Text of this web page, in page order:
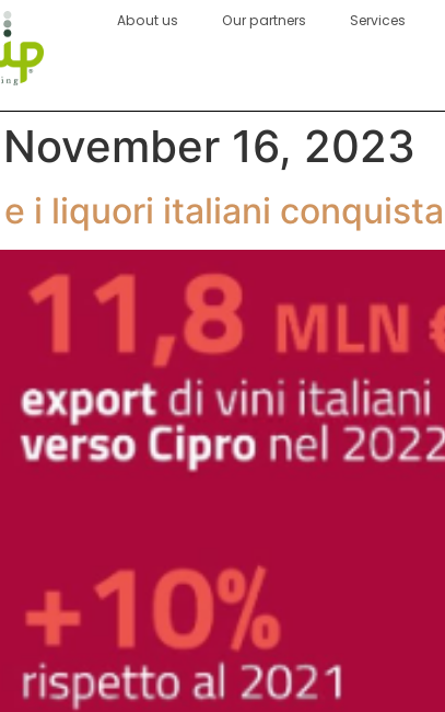
About us Our partners Services
November 16, 2023
i liquori italiani